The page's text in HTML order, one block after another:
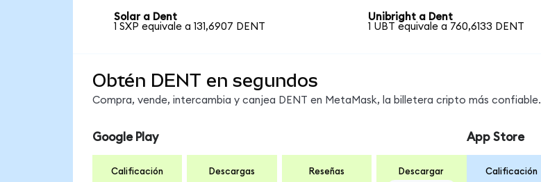
Solar a Dent
1 SXP equivale a 131,6907 DENT
Unibright a Dent
1 UBT equivale a 760,6133 DENT
Obtén DENT en segundos
Compra, vende, intercambia y canjea DENT en MetaMask, la billetera cripto más confiable.
Google Play
Calificación Descargas Reseñas Descargar
App Store
Calificación